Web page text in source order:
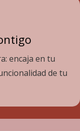
encaja en tu
de tu